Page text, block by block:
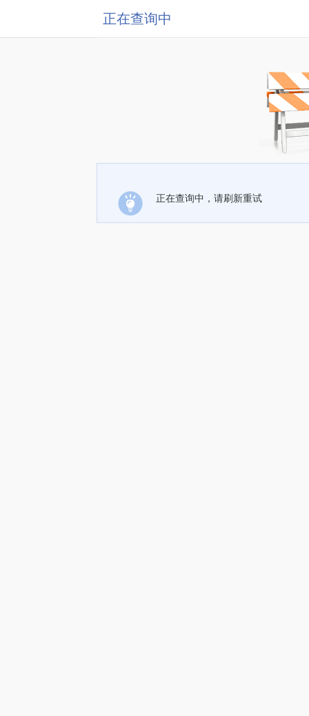
正在查询中
正在查询中，请刷新重试